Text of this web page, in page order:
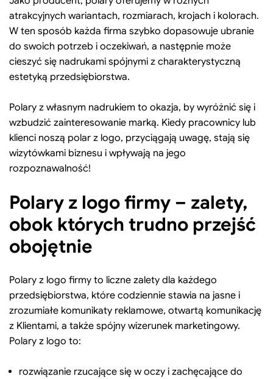
atrakcyjnych wariantach, rozmiarach, krojach i kolorach.
W ten sposób każda firma szybko dopasowuje ubranie
do swoich potrzeb i oczekiwań, a następnie może
cieszyć się nadrukami spójnymi z charakterystyczną
estetyką przedsiębiorstwa.
Polary z własnym nadrukiem to okazja, by wyróżnić się i
wzbudzić zainteresowanie marką. Kiedy pracownicy lub
klienci noszą polar z logo, przyciągają uwagę, stają się
wizytówkami biznesu i wpływają na jego
rozpoznawalność!
Polary z logo firmy – zalety,
obok których trudno przejść
obojętnie
Polary z logo firmy to liczne zalety dla każdego
przedsiębiorstwa, które codziennie stawia na jasne i
zrozumiałe komunikaty reklamowe, otwartą komunikację
z Klientami, a także spójny wizerunek marketingowy.
Polary z logo to:
rozwiązanie rzucające się w oczy i zachęcające do